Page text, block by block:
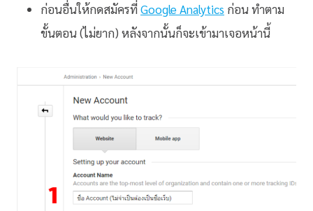
ก่อนอื่นให้กดสมัครที่Google Analytics ก่อน ทำตาม
ขั้นตอน (ไม่ยาก) หลังจากนั้นก็จะเข้ามาเจอหน้านี้